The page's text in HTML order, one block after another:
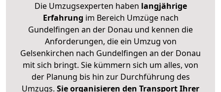
Die Umzugsexperten haben langjährige
Erfahrung im Bereich Umzüge nach
Gundelfingen an der Donau und kennen die
Anforderungen, die ein Umzug von
Gelsenkirchen nach Gundelfingen an der Donau
mit sich bringt. Sie kümmern sich um alles, von
der Planung bis hin zur Durchführung des
Umzugs. Sie organisieren den Transport Ihrer